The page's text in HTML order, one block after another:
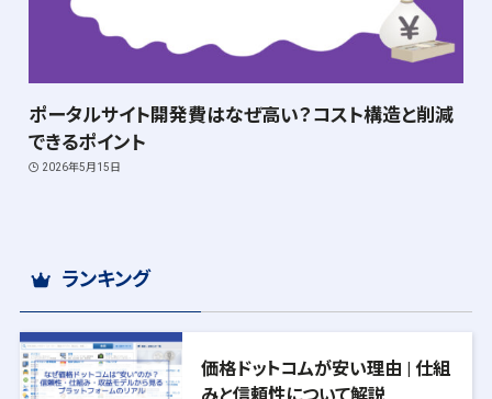
ポータルサイト開発費はなぜ高い？コスト構造と削減
できるポイント
2026年5月15日
ランキング
価格ドットコムが安い理由 | 仕組